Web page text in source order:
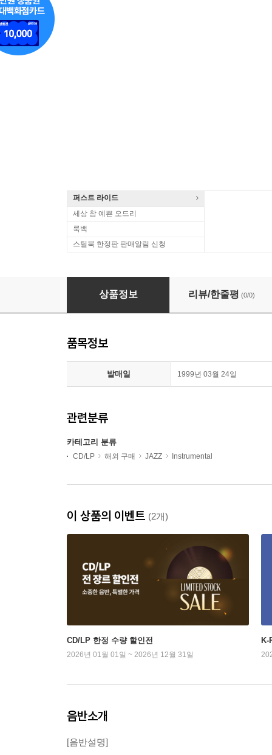
퍼스트 라이드
세상 참 예쁜 오드리
룩백
스틸북 한정판 판매알림 신청
Teddy Edwards & Houston Person - Close
상품정보 리뷰/한줄평 (0/0)
품목정보
발매일 1999년 03월 24일
관련분류
카테고리 분류
CD/LP 해외 구매 JAZZ Instrumental
이 상품의 이벤트 (2개)
CD/LP 한정 수량 할인전
2026년 01월 01일 ~ 2026년 12월 31일
K-
음반소개
[음반설명]